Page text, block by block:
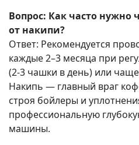
Вопрос: Как часто
от накипи?
Ответ: Рекомендуется
каждые 2–3 месяца при
(2-3 чашки в день) или
Накипь — главный враг
строя бойлеры и
профессиональную
машины.